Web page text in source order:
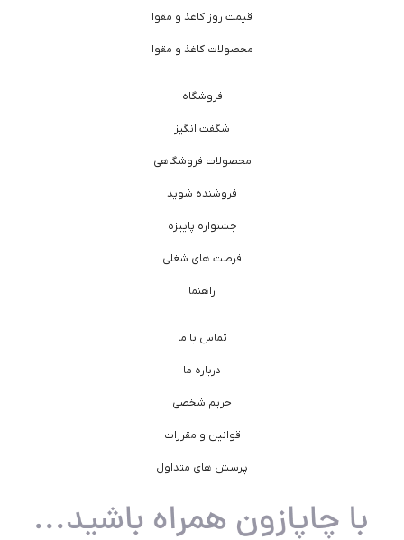
قیمت روز کاغذ و مقوا
محصولات کاغذ و مقوا
فروشگاه
شگفت انگیز
محصولات فروشگاهی
فروشنده شوید
جشنواره پاییزه
فرصت های شغلی
راهنما
تماس با ما
درباره ما
حریم شخصی
قوانین و مقررات
پرسش های متداول